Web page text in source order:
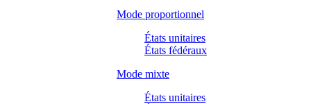
Mode proportionnel
États unitaires
États fédéraux
Mode mixte
États unitaires